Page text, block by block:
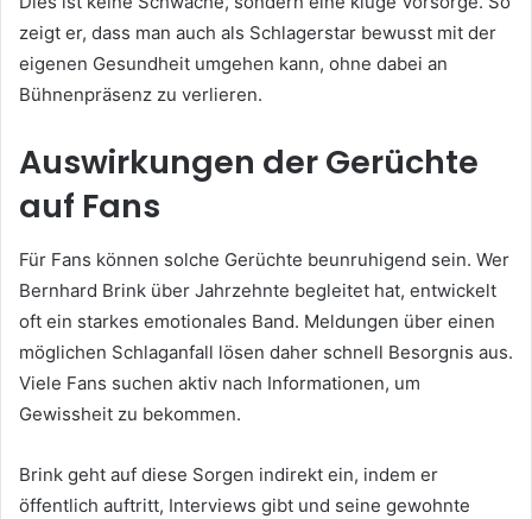
zeigt er, dass man auch als Schlagerstar bewusst mit der
eigenen Gesundheit umgehen kann, ohne dabei an
Bühnenpräsenz zu verlieren.
Auswirkungen der Gerüchte
auf Fans
Für Fans können solche Gerüchte beunruhigend sein. Wer
Bernhard Brink über Jahrzehnte begleitet hat, entwickelt
oft ein starkes emotionales Band. Meldungen über einen
möglichen Schlaganfall lösen daher schnell Besorgnis aus.
Viele Fans suchen aktiv nach Informationen, um
Gewissheit zu bekommen.
Brink geht auf diese Sorgen indirekt ein, indem er
öffentlich auftritt, Interviews gibt und seine gewohnte